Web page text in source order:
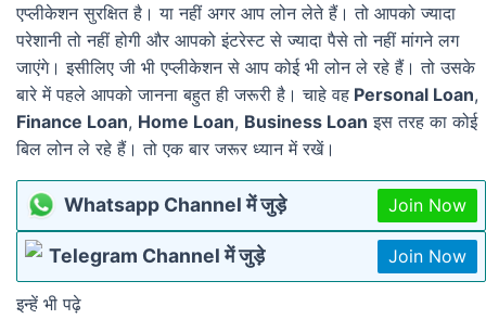
एप्लीकेशन सुरक्षित है। या नहीं अगर आप लोन लेते हैं। तो आपको ज्यादा
परेशानी तो नहीं होगी और आपको इंटरेस्ट से ज्यादा पैसे तो नहीं मांगने लग
जाएंगे। इसीलिए जी भी एप्लीकेशन से आप कोई भी लोन ले रहे हैं। तो उसके
बारे में पहले आपको जानना बहुत ही जरूरी है। चाहे वह Personal Loan,
Finance Loan, Home Loan, Business Loan इस तरह का कोई
बिल लोन ले रहे हैं। तो एक बार जरूर ध्यान में रखें।
Whatsapp Channel में जुड़े Join Now
Telegram Channel में जुड़े Join Now
इन्हें भी पढ़े